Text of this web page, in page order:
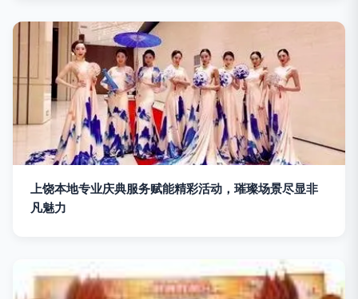
上饶本地专业庆典服务赋能精彩活动，璀璨场景尽显非
凡魅力